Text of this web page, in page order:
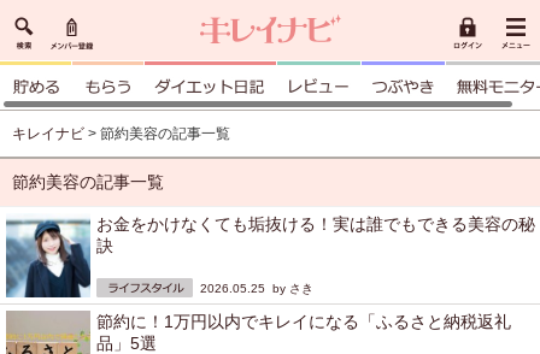
キレイナビ > 節約美容の記事一覧
節約美容の記事一覧
お金をかけなくても垢抜ける！実は誰でもできる美容の秘
訣
2026.05.25 by さき
節約に！1万円以内でキレイになる「ふるさと納税返礼
品」5選